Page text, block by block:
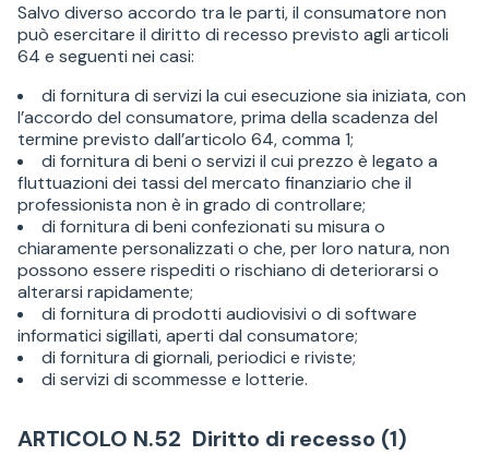
Salvo diverso accordo tra le parti, il consumatore non
può esercitare il diritto di recesso previsto agli articoli
64 e seguenti nei casi:
di fornitura di servizi la cui esecuzione sia iniziata, con
l’accordo del consumatore, prima della scadenza del
termine previsto dall’articolo 64, comma 1;
di fornitura di beni o servizi il cui prezzo è legato a
fluttuazioni dei tassi del mercato finanziario che il
professionista non è in grado di controllare;
di fornitura di beni confezionati su misura o
chiaramente personalizzati o che, per loro natura, non
possono essere rispediti o rischiano di deteriorarsi o
alterarsi rapidamente;
di fornitura di prodotti audiovisivi o di software
informatici sigillati, aperti dal consumatore;
di fornitura di giornali, periodici e riviste;
di servizi di scommesse e lotterie.
ARTICOLO N.52 Diritto di recesso (1)